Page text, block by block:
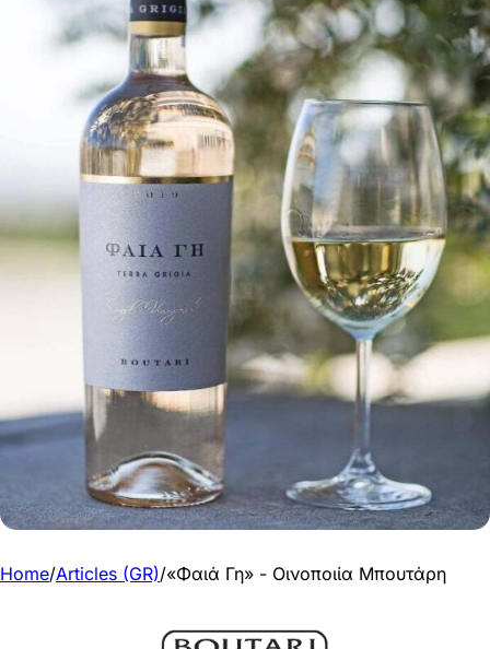
Home/Articles (GR)/«Φαιά Γη» - Οινοποιία Μπουτάρη